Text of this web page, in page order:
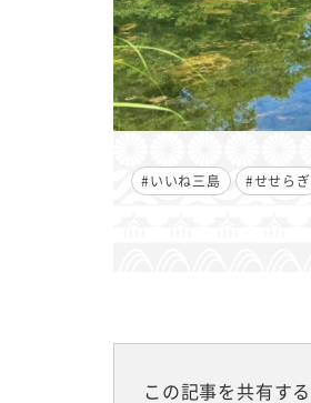
#いいね三島 #せせらぎ
この記事を共有する